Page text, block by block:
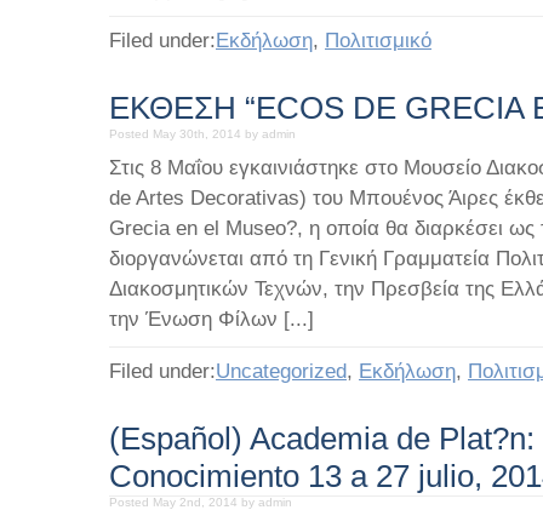
Filed under:Εκδήλωση, Πολιτισμικό
ΕΚΘΕΣΗ “ECOS DE GRECIA
Posted May 30th, 2014 by admin
Στις 8 Μαΐου εγκαινιάστηκε στο Μουσείο
de Artes Decorativas) του Μπουένος Άιρες
Grecia en el Museo?, η οποία θα διαρκέσει ως
διοργανώνεται από τη Γενική Γραμματεία
Διακοσμητικών Τεχνών, την Πρεσβεία της
την Ένωση Φίλων [...]
Filed under:Uncategorized, Εκδήλωση,
(Español) Academia de
Conocimiento 13 a 27 julio,
Posted May 2nd, 2014 by admin